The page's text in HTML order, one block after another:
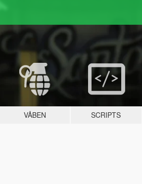
VÅBEN SCRIPTS